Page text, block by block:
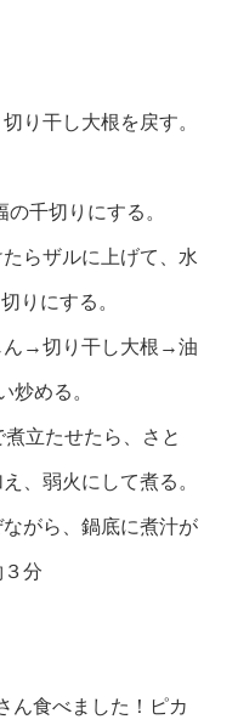
り干し大根を戻す。
千切りにする。
らザルに上げて、水
りにする。
ん→切り干し大根→油
炒める。
立たせたら、さと
、弱火にして煮る。
がら、鍋底に煮汁が
分
食べました！ピカ